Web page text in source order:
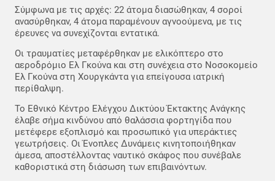
Σύμφωνα με τις αρχές: 22 άτομα διασώθηκαν, 4 σοροί
ανασύρθηκαν, 4 άτομα παραμένουν αγνοούμενα, με τις
έρευνες να συνεχίζονται εντατικά.
Οι τραυματίες μεταφέρθηκαν με ελικόπτερο στο
αεροδρόμιο Ελ Γκούνα και στη συνέχεια στο Νοσοκομείο
Ελ Γκούνα στη Χουργκάντα για επείγουσα ιατρική
περίθαλψη.
Το Εθνικό Κέντρο Ελέγχου Δικτύου Έκτακτης Ανάγκης
έλαβε σήμα κινδύνου από θαλάσσια φορτηγίδα που
μετέφερε εξοπλισμό και προσωπικό για υπεράκτιες
γεωτρήσεις. Οι Ένοπλες Δυνάμεις κινητοποιήθηκαν
άμεσα, αποστέλλοντας ναυτικό σκάφος που συνέβαλε
καθοριστικά στη διάσωση των επιβαινόντων.